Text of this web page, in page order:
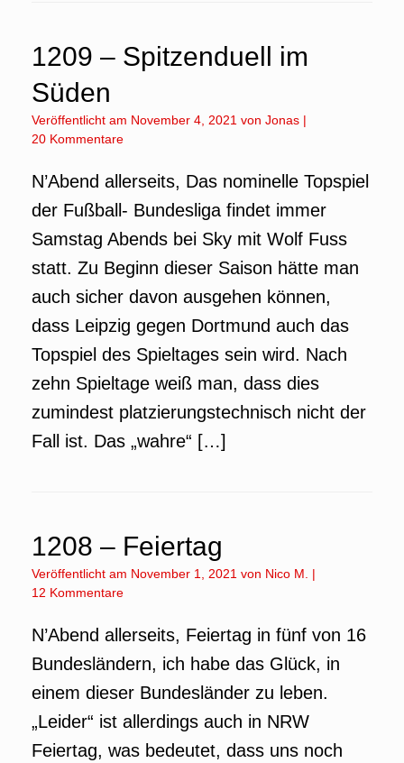
1209 – Spitzenduell im
Süden
Veröffentlicht am November 4, 2021 von Jonas |
20 Kommentare
N’Abend allerseits, Das nominelle Topspiel
der Fußball- Bundesliga findet immer
Samstag Abends bei Sky mit Wolf Fuss
statt. Zu Beginn dieser Saison hätte man
auch sicher davon ausgehen können,
dass Leipzig gegen Dortmund auch das
Topspiel des Spieltages sein wird. Nach
zehn Spieltage weiß man, dass dies
zumindest platzierungstechnisch nicht der
Fall ist. Das „wahre“ […]
1208 – Feiertag
Veröffentlicht am November 1, 2021 von Nico M.
|
12 Kommentare
N’Abend allerseits, Feiertag in fünf von 16
Bundesländern, ich habe das Glück, in
einem dieser Bundesländer zu leben.
„Leider“ ist allerdings auch in NRW
Feiertag, was bedeutet, dass uns noch